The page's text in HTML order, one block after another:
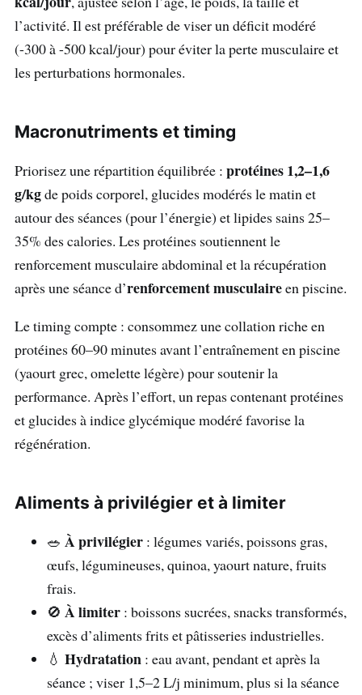
l’activité. Il est préférable de viser un déficit modéré
(-300 à -500 kcal/jour) pour éviter la perte musculaire et
les perturbations hormonales.
Macronutriments et timing
Priorisez une répartition équilibrée : protéines 1,2–1,6
g/kgde poids corporel, glucides modérés le matin et
autour des séances (pour l’énergie) et lipides sains 25–
35% des calories. Les protéines soutiennent le
renforcement musculaire abdominal et la récupération
après une séance d’renforcement musculaireen piscine.
Le timing compte : consommez une collation riche en
protéines 60–90 minutes avant l’entraînement en piscine
(yaourt grec, omelette légère) pour soutenir la
performance. Après l’effort, un repas contenant protéines
et glucides à indice glycémique modéré favorise la
régénération.
Aliments à privilégier et à limiter
🥗 À privilégier : légumes variés, poissons gras,
œufs, légumineuses, quinoa, yaourt nature, fruits
frais.
🚫 À limiter : boissons sucrées, snacks transformés,
excès d’aliments frits et pâtisseries industrielles.
💧 Hydratation : eau avant, pendant et après la
séance ; viser 1,5–2 L/j minimum, plus si la séance